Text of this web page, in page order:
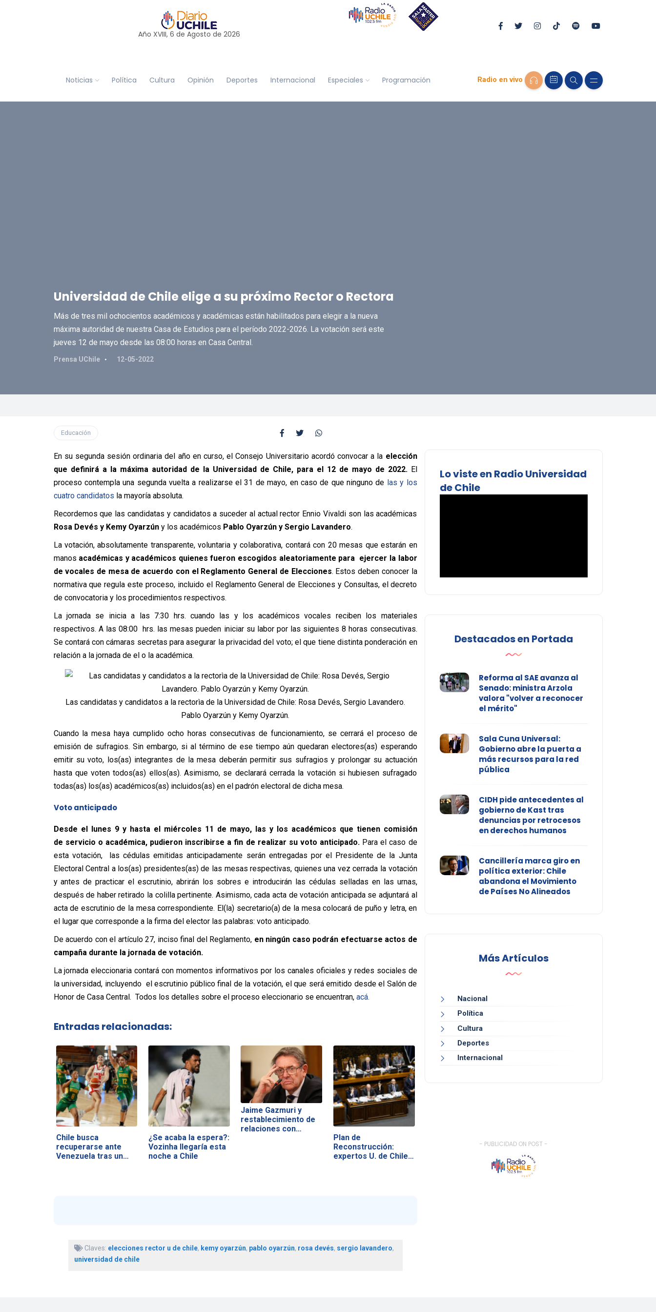
Año XVIII, 6 de Agosto de 2026
Noticias Política Cultura Opinión Deportes Internacional Especiales Programación Radio en vivo
Universidad de Chile elige a su próximo Rector o Rectora
Más de tres mil ochocientos académicos y académicas están habilitados para elegir a la nueva
máxima autoridad de nuestra Casa de Estudios para el período 2022-2026. La votación será este
jueves 12 de mayo desde las 08:00 horas en Casa Central.
Prensa UChile 12-05-2022
Educación
En su segunda sesión ordinaria del año en curso, el Consejo Universitario acordó convocar a la elección
que definirá a la máxima autoridad de la Universidad de Chile, para el 12 de mayo de 2022.El
proceso contempla una segunda vuelta a realizarse el 31 de mayo, en caso de que ninguno de las y los
cuatro candidatos la mayoría absoluta.
Recordemos que las candidatas y candidatos a suceder al actual rector Ennio Vivaldi son las académicas
Rosa Devés y Kemy Oyarzúny los académicos Pablo Oyarzún y Sergio Lavandero.
La votación, absolutamente transparente, voluntaria y colaborativa, contará con 20 mesas que estarán en
manos académicas y académicos quienes fueron escogidos aleatoriamente para ejercer la labor
de vocales de mesa de acuerdo con el Reglamento General de Elecciones. Estos deben conocer la
normativa que regula este proceso, incluido el Reglamento General de Elecciones y Consultas, el decreto
de convocatoria y los procedimientos respectivos.
La jornada se inicia a las 7:30 hrs. cuando las y los académicos vocales reciben los materiales
respectivos. A las 08:00 hrs. las mesas pueden iniciar su labor por las siguientes 8 horas consecutivas.
Se contará con cámaras secretas para asegurar la privacidad del voto; el que tiene distinta ponderación en
relación a la jornada de el o la académica.
Las candidatas y candidatos a la rectorìa de la Universidad de Chile: Rosa Devés, Sergio Lavandero.
Pablo Oyarzún y Kemy Oyarzún.
Cuando la mesa haya cumplido ocho horas consecutivas de funcionamiento, se cerrará el proceso de
emisión de sufragios. Sin embargo, si al término de ese tiempo aún quedaran electores(as) esperando
emitir su voto, los(as) integrantes de la mesa deberán permitir sus sufragios y prolongar su actuación
hasta que voten todos(as) ellos(as). Asimismo, se declarará cerrada la votación si hubiesen sufragado
todas(as) los(as) académicos(as) incluidos(as) en el padrón electoral de dicha mesa.
Voto anticipado
Desde el lunes 9 y hasta el miércoles 11 de mayo, las y los académicos que tienen comisión
de servicio o académica, pudieron inscribirse a fin de realizar su voto anticipado. Para el caso de
esta votación, las cédulas emitidas anticipadamente serán entregadas por el Presidente de la Junta
Electoral Central a los(as) presidentes(as) de las mesas respectivas, quienes una vez cerrada la votación
y antes de practicar el escrutinio, abrirán los sobres e introducirán las cédulas selladas en las urnas,
después de haber retirado la colilla pertinente. Asimismo, cada acta de votación anticipada se adjuntará al
acta de escrutinio de la mesa correspondiente. El(la) secretario(a) de la mesa colocará de puño y letra, en
el lugar que corresponde a la firma del elector las palabras: voto anticipado.
De acuerdo con el artículo 27, inciso final del Reglamento, en ningún caso podrán efectuarse actos de
campaña durante la jornada de votación.
La jornada eleccionaria contará con momentos informativos por los canales oficiales y redes sociales de
la universidad, incluyendo el escrutinio público final de la votación, el que será emitido desde el Salón de
Honor de Casa Central. Todos los detalles sobre el proceso eleccionario se encuentran, acá.
Entradas relacionadas:
Chile busca
recuperarse ante
Venezuela tras un
¿Se acaba la espera?:
Vozinha llegaría esta
noche a Chile
Jaime Gazmuri y
restablecimiento de
relaciones con…
Plan de
Reconstrucción:
expertos U. de Chile…
Claves: elecciones rector u de chile, kemy oyarzún, pablo oyarzún, rosa devés, sergio lavandero,
universidad de chile
Lo viste en Radio Universidad
de Chile
Destacados en Portada
Reforma al SAE avanza al
Senado: ministra Arzola
valora "volver a reconocer
el mérito"
Sala Cuna Universal:
Gobierno abre la puerta a
más recursos para la red
pública
CIDH pide antecedentes al
gobierno de Kast tras
denuncias por retrocesos
en derechos humanos
Cancillería marca giro en
política exterior: Chile
abandona el Movimiento
de Países No Alineados
Más Artículos
Nacional
Política
Cultura
Deportes
Internacional
- PUBLICIDAD ON POST -